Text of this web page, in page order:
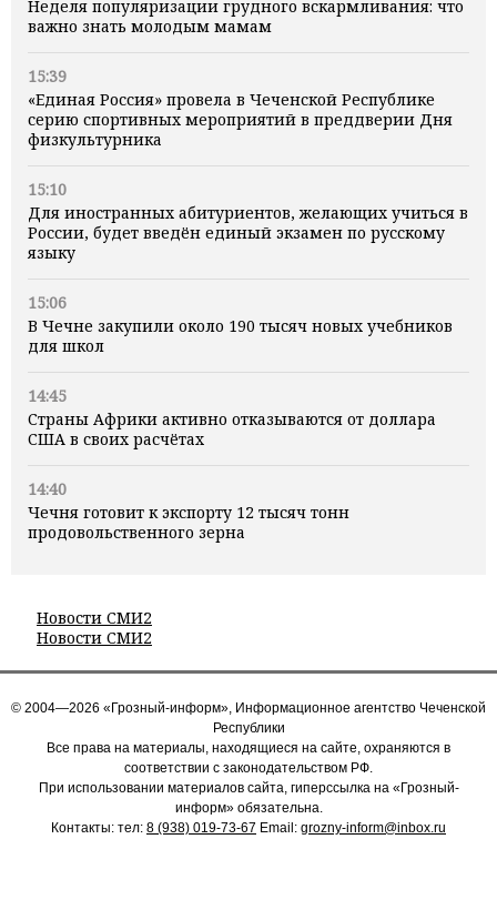
Неделя популяризации грудного вскармливания: что
важно знать молодым мамам
15:39
«Единая Россия» провела в Чеченской Республике
серию спортивных мероприятий в преддверии Дня
физкультурника
15:10
Для иностранных абитуриентов, желающих учиться в
России, будет введён единый экзамен по русскому
языку
15:06
В Чечне закупили около 190 тысяч новых учебников
для школ
14:45
Страны Африки активно отказываются от доллара
США в своих расчётах
14:40
Чечня готовит к экспорту 12 тысяч тонн
продовольственного зерна
Новости СМИ2
Новости СМИ2
© 2004—2026 «Грозный-информ», Информационное агентство Чеченской
Республики
Все права на материалы, находящиеся на сайте, охраняются в
соответствии с законодательством РФ.
При использовании материалов сайта, гиперссылка на «Грозный-
информ» обязательна.
Контакты: тел: 8 (938) 019-73-67 Email: grozny-inform@inbox.ru